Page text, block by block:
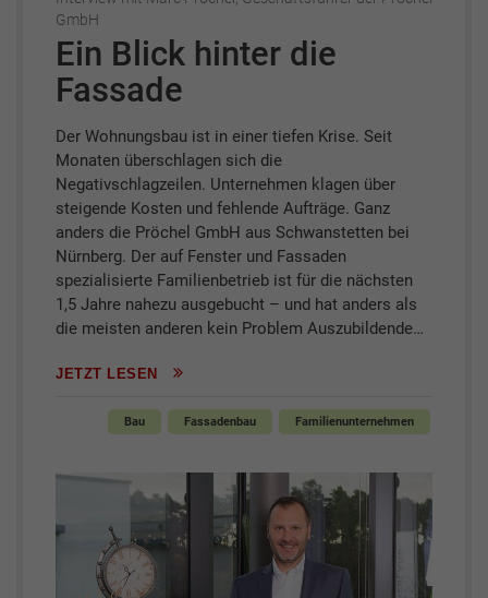
GmbH
Ein Blick hinter die
Fassade
Der Wohnungsbau ist in einer tiefen Krise. Seit
Monaten überschlagen sich die
Negativschlagzeilen. Unternehmen klagen über
steigende Kosten und fehlende Aufträge. Ganz
anders die Pröchel GmbH aus Schwanstetten bei
Nürnberg. Der auf Fenster und Fassaden
spezialisierte Familienbetrieb ist für die nächsten
1,5 Jahre nahezu ausgebucht – und hat anders als
die meisten anderen kein Problem Auszubildende…
JETZT LESEN
Bau Fassadenbau Familienunternehmen